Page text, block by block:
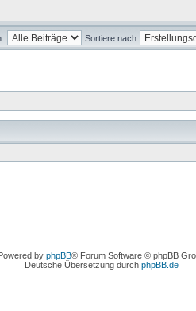
Sortiere nach
by phpBB® Forum Software © phpBB
Deutsche Übersetzung durch phpBB.de